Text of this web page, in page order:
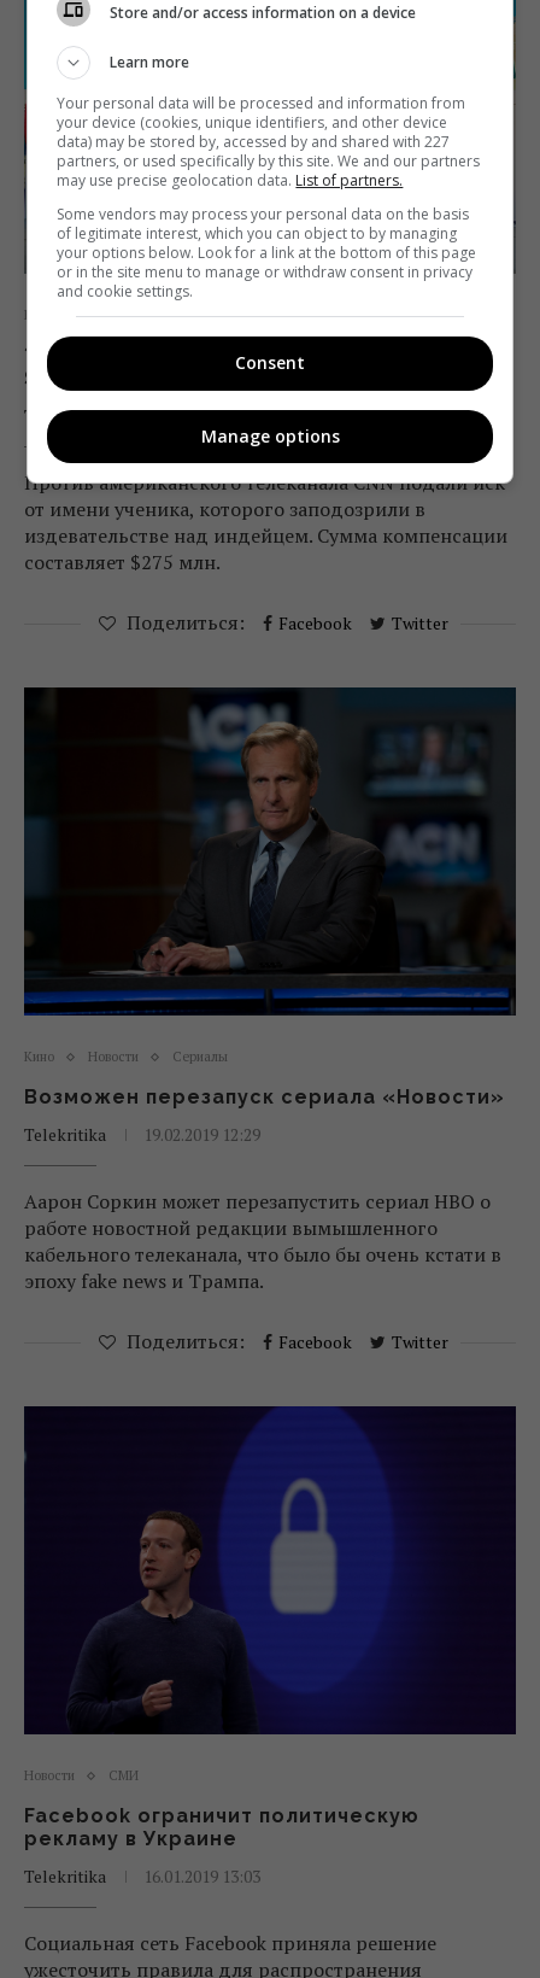
Новости СМИ
? Против телеканала CNN подали иск на
$275 млн
Telekritika
13.03.2019 16:57
Против американского телеканала CNN подали иск
от имени ученика, которого заподозрили в
издевательстве над индейцем. Сумма компенсации
составляет $275 млн.
Поделиться: Facebook Twitter
Кино Новости Сериалы
Возможен перезапуск сериала «Новости»
Telekritika
19.02.2019 12:29
Аарон Соркин может перезапустить сериал НВО о
работе новостной редакции вымышленного
кабельного телеканала, что было бы очень кстати в
эпоху fake news и Трампа.
Поделиться: Facebook Twitter
Новости СМИ
Facebook ограничит политическую
рекламу в Украине
Telekritika
16.01.2019 13:03
Социальная сеть Facebook приняла решение
ужесточить правила для распространения
Store and/or access information on a device
Learn more
Your personal data will be processed and information from
your device (cookies, unique identifiers, and other device
data) may be stored by, accessed by and shared with 227
partners, or used specifically by this site. We and our partners
may use precise geolocation data. List of partners.
Some vendors may process your personal data on the basis
of legitimate interest, which you can object to by managing
your options below. Look for a link at the bottom of this page
or in the site menu to manage or withdraw consent in privacy
and cookie settings.
Consent
Manage options